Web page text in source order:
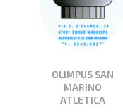
OLIMPUS SAN
MARINO
ATLETICA